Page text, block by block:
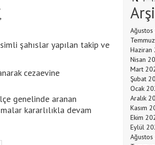
şahıslar yapılan takip ve
cezaevine
genelinde aranan
kararlılıkla devam
Haziran
Nisan
Mart
Şubat
Ocak
Aralık
Kasım
Ekim
Eylül